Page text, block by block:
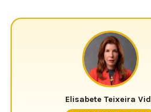
Elisabete Teixeira